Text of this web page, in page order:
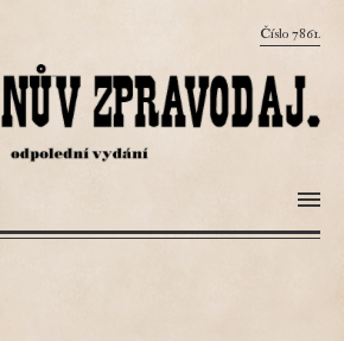
Číslo 7861.